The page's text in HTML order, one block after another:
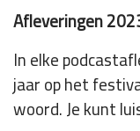
Afleveringen
In elke
jaar op het
woord. Je kunt